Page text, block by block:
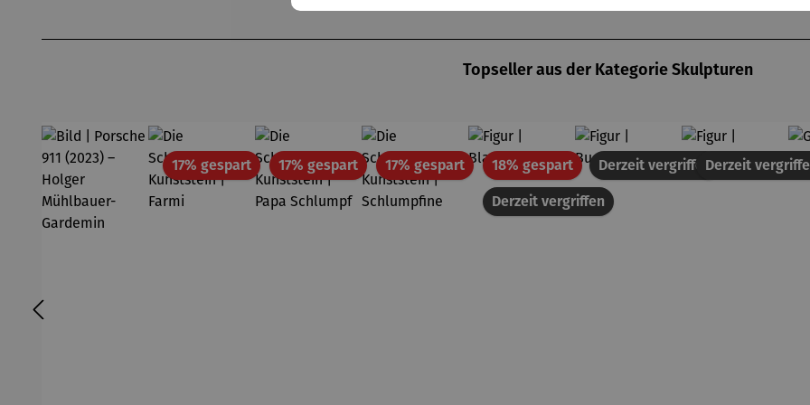
Topseller aus der Kategorie Skulpturen
17% gespartRabatt17% gespartRabatt17% gespartRabatt
Derzeit vergriffen
18% gespartRabattDerzeit vergriffenDerzeit